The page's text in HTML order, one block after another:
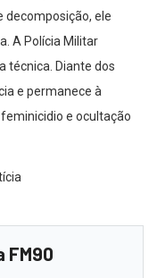
decomposição, ele
A Polícia Militar
técnica. Diante dos
e permanece à
e ocultação
FM90